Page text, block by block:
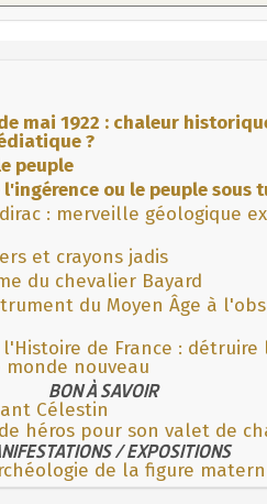
mai 1922 : chaleur
?
peuple
l'ingérence ou le peuple sous
: merveille géologique
et crayons jadis
du chevalier Bayard
du Moyen Âge à
de France : détruire
nouveau
BON À SAVOIR
Célestin
héros pour son valet de
/ EXPOSITIONS
de la figure